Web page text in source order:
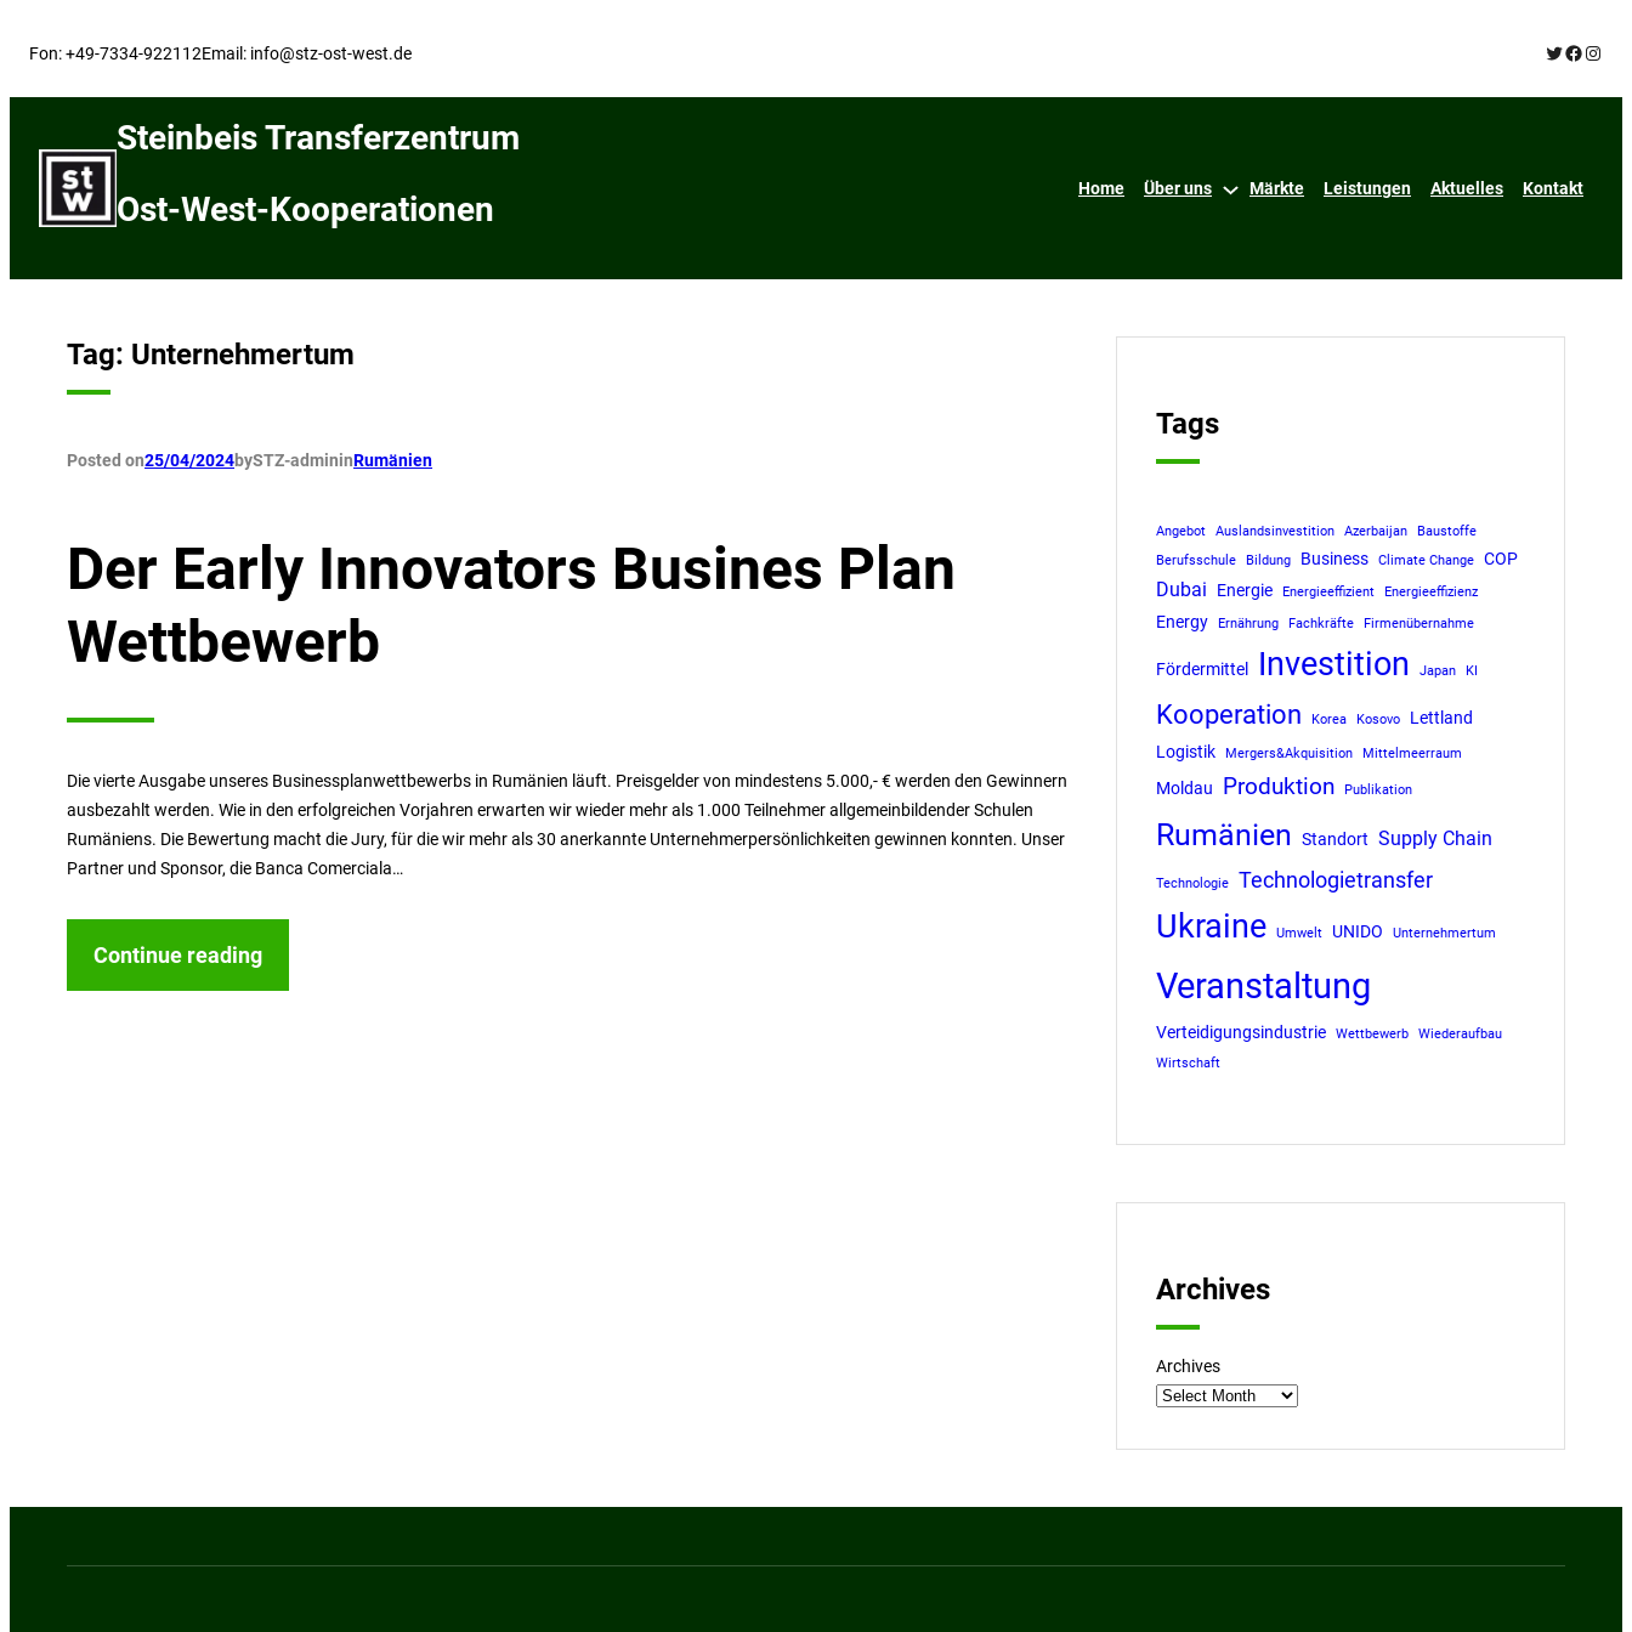
Fon: +49-7334-922112Email: info@stz-ost-west.de Twitter
Steinbeis Transferzentrum
Ost-West-Kooperationen
Home Über uns Märkte Leistungen Aktuelles Kontakt
Tag: Unternehmertum
Posted on25/04/2024bySTZ-admininRumänien
Der Early Innovators Busines Plan
Wettbewerb
Die vierte Ausgabe unseres Businessplanwettbewerbs in Rumänien läuft. Preisgelder von mindestens 5.000,- € werden den Gewinnern
ausbezahlt werden. Wie in den erfolgreichen Vorjahren erwarten wir wieder mehr als 1.000 Teilnehmer allgemeinbildender Schulen
Rumäniens. Die Bewertung macht die Jury, für die wir mehr als 30 anerkannte Unternehmerpersönlichkeiten gewinnen konnten. Unser
Partner und Sponsor, die Banca Comerciala…
Continue reading
Tags
Angebot Auslandsinvestition Azerbaijan
Baustoffe
Berufsschule
Bildung Business Climate Change COP
Dubai Energie Energieeffizient Energieeffizienz
Energy Ernährung Fachkräfte Firmenübernahme
Fördermittel Investition Japan KI
Kooperation Korea Kosovo
Lettland
Logistik
Mergers&Akquisition Mittelmeerraum
Moldau Produktion Publikation
Rumänien Standort Supply Chain
Technologie Technologietransfer
Ukraine Umwelt UNIDO Unternehmertum
Veranstaltung
Verteidigungsindustrie Wettbewerb
Wiederaufbau
Wirtschaft
Archives
Archives